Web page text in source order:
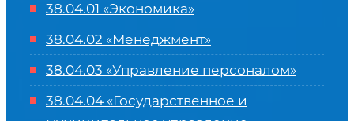
38.04.01 «Экономика»
38.04.02 «Менеджмент»
38.04.03 «Управление персоналом»
38.04.04 «Государственное и